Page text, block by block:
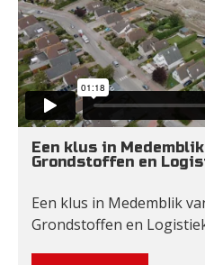
Een klus in
Grondstoffen en
Een klus in Medemblik
Grondstoffen en